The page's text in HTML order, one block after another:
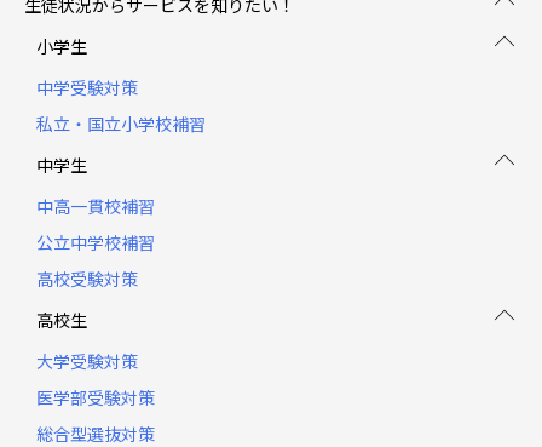
小学生
中学受験対策
私立・国立小学校補習
中学生
中高一貫校補習
公立中学校補習
高校受験対策
高校生
大学受験対策
医学部受験対策
総合型選抜対策